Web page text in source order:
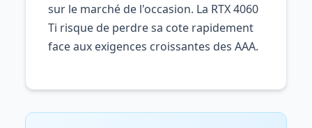
sur le marché de l'occasion. La RTX 4060
Ti risque de perdre sa cote rapidement
face aux exigences croissantes des AAA.